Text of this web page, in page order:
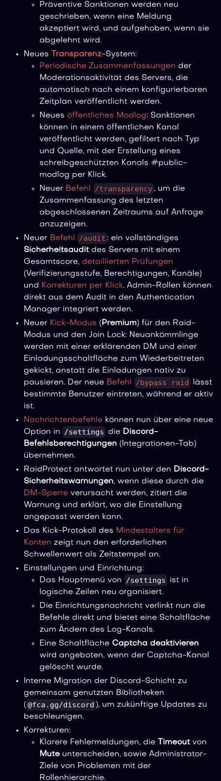
Präventive Sanktionen werden neu
geschrieben, wenn eine Meldung
akzeptiert wird, und aufgehoben, wenn sie
abgelehnt wird.
Neues
Transparenz-System:
Periodische Zusammenfassungen der
Moderationsaktivität des Servers, die
automatisch nach einem konfigurierbaren
Zeitplan veröffentlicht werden.
Neues öffentliches Modlog: Sanktionen
können in einem öffentlichen Kanal
veröffentlicht werden, gefiltert nach Typ
und Quelle, mit der Erstellung eines
schreibgeschützten Kanals #public-
modlog per Klick.
Neuer Befehl /transparency , um die
Zusammenfassung des letzten
abgeschlossenen Zeitraums auf Anfrage
anzuzeigen.
Neuer Befehl /audit : ein vollständiges
Sicherheitsaudit des Servers mit einem
Gesamtscore, detaillierten Prüfungen
(Verifizierungsstufe, Berechtigungen, Kanäle)
und Korrekturen per Klick. Admin-Rollen können
direkt aus dem Audit in den Authentication
Manager integriert werden.
Neuer Kick-Modus (Premium) für den Raid-
Modus und den Join Lock: Neuankömmlinge
werden mit einer erklärenden DM und einer
Einladungsschaltfläche zum Wiederbeitreten
gekickt, anstatt die Einladungen nativ zu
pausieren. Der neue Befehl /bypass raid
lässt
bestimmte Benutzer eintreten, während er aktiv
ist.
Nachrichtenbefehle können nun über eine neue
Option in
/settings die Discord-
Befehlsberechtigungen (Integrationen-Tab)
übernehmen.
RaidProtect antwortet nun unter den Discord-
Sicherheitswarnungen, wenn diese durch die
DM-Sperre verursacht werden, zitiert die
Warnung und erklärt, wo die Einstellung
angepasst werden kann.
Das Kick-Protokoll des Mindestalters für
Konten zeigt nun den erforderlichen
Schwellenwert als Zeitstempel an.
Einstellungen und Einrichtung:
Das Hauptmenü von
/settings
ist in
logische Zeilen neu organisiert.
Die Einrichtungsnachricht verlinkt nun die
Befehle direkt und bietet eine Schaltfläche
zum Ändern des Log-Kanals.
Eine Schaltfläche Captcha deaktivieren
wird angeboten, wenn der Captcha-Kanal
gelöscht wurde.
Interne Migration der Discord-Schicht zu
gemeinsam genutzten Bibliotheken
( @fca.gg/discord ), um zukünftige Updates zu
beschleunigen.
Korrekturen:
Klarere Fehlermeldungen, die Timeout von
Mute unterscheiden, sowie Administrator-
Ziele von Problemen mit der
Rollenhierarchie.